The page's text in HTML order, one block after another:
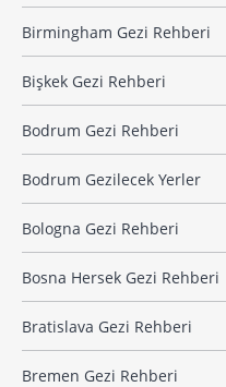
Birmingham Gezi Rehberi
Bişkek Gezi Rehberi
Bodrum Gezi Rehberi
Bodrum Gezilecek Yerler
Bologna Gezi Rehberi
Bosna Hersek Gezi Rehberi
Bratislava Gezi Rehberi
Bremen Gezi Rehberi